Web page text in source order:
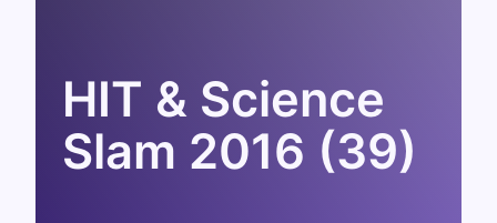
HIT & Science
Slam 2016 (39)